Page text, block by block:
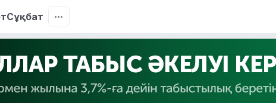
Сұқбат